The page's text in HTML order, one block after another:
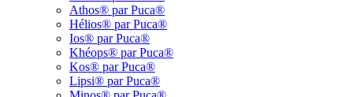
Athos® par Puca®
Hélios® par Puca®
Ios® par Puca®
Khéops® par Puca®
Kos® par Puca®
Lipsi® par Puca®